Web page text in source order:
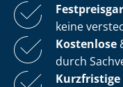
keine
Kostenlose
durch